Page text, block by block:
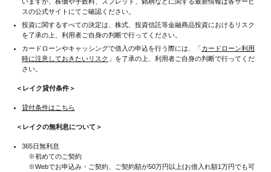
スの公式サイトにてご確認ください。
投資に関するすべての決定は、株式、投資信託等金融商品投資におけるリスク
を了承の上、利用者ご自身の判断で行ってください。
カードローンやキャッシングで借入の申込を行う際には、「カードローン利用
時に注意しておきたいリスク 」を了承の上、利用者ご自身の判断で行ってくだ
さい。
＜レイク貸付条件＞
貸付条件はこちら
＜レイクの無利息について＞
365日無利息
※初めてのご契約
※Webでお申込み・ご契約、ご契約額が50万円以上(お借入れ額1万円でも可